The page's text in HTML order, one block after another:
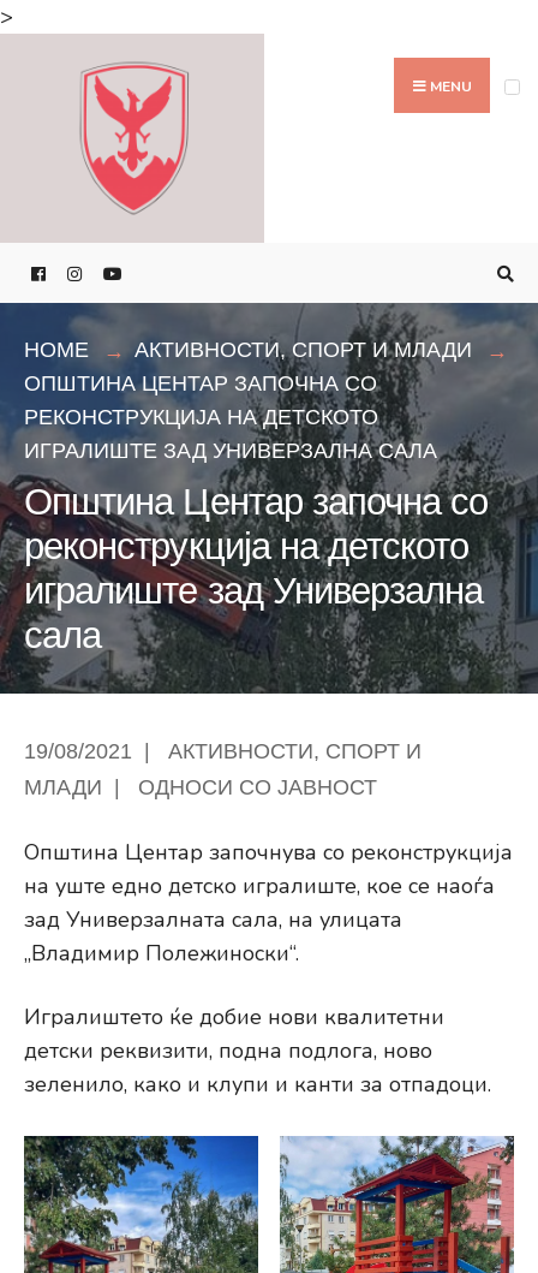
>
MENU
HOME АКТИВНОСТИ, СПОРТ И МЛАДИ
ОПШТИНА ЦЕНТАР ЗАПОЧНА СО
РЕКОНСТРУКЦИЈА НА ДЕТСКОТО
ИГРАЛИШТЕ ЗАД УНИВЕРЗАЛНА САЛА
Општина Центар започна со
реконструкција на детското
игралиште зад Универзална
сала
19/08/2021 АКТИВНОСТИ, СПОРТ И
МЛАДИ
ОДНОСИ СО ЈАВНОСТ
Општина Центар започнува со реконструкција
на уште едно детско игралиште, кое се наоѓа
зад Универзалната сала, на улицата
„Владимир Полежиноски“.
Игралиштето ќе добие нови квалитетни
детски реквизити, подна подлога, ново
зеленило, како и клупи и канти за отпадоци.